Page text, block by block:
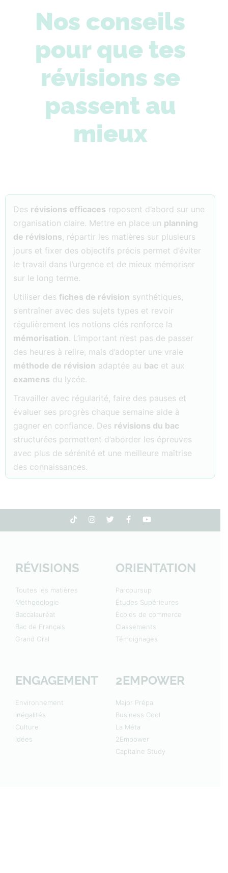
Nos conseils
pour que tes
révisions se
passent au
mieux
Des révisions efficaces reposent d’abord sur une
organisation claire. Mettre en place un planning
de révisions, répartir les matières sur plusieurs
jours et fixer des objectifs précis permet d’éviter
le travail dans l’urgence et de mieux mémoriser
sur le long terme.
Utiliser des fiches de révision synthétiques,
s’entraîner avec des sujets types et revoir
régulièrement les notions clés renforce la
mémorisation. L’important n’est pas de passer
des heures à relire, mais d’adopter une vraie
méthode de révision adaptée au bac et aux
examens du lycée.
Travailler avec régularité, faire des pauses et
évaluer ses progrès chaque semaine aide à
gagner en confiance. Des révisions du bac
structurées permettent d’aborder les épreuves
avec plus de sérénité et une meilleure maîtrise
des connaissances.
RÉVISIONS
Toutes les matières
Méthodologie
Baccalauréat
Bac de Français
Grand Oral
ORIENTATION
Parcoursup
Études Supérieures
Écoles de commerce
Classements
Témoignages
ENGAGEMENT
Environnement
Inégalités
Culture
Idées
2EMPOWER
Major Prépa
Business Cool
La Méta
2Empower
Capitaine Study